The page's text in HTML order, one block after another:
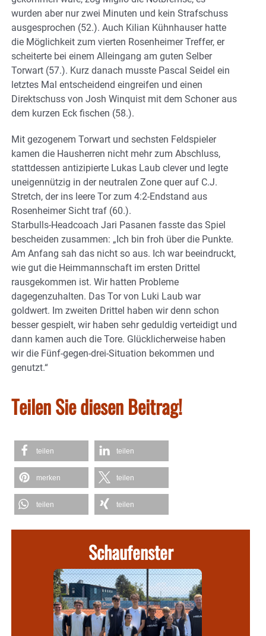
wurden aber nur zwei Minuten und kein Strafschuss
ausgesprochen (52.). Auch Kilian Kühnhauser hatte
die Möglichkeit zum vierten Rosenheimer Treffer, er
scheiterte bei einem Alleingang am guten Selber
Torwart (57.). Kurz danach musste Pascal Seidel ein
letztes Mal entscheidend eingreifen und einen
Direktschuss von Josh Winquist mit dem Schoner aus
dem kurzen Eck fischen (58.).
Mit gezogenem Torwart und sechsten Feldspieler
kamen die Hausherren nicht mehr zum Abschluss,
stattdessen antizipierte Lukas Laub clever und legte
uneigennützig in der neutralen Zone quer auf C.J.
Stretch, der ins leere Tor zum 4:2-Endstand aus
Rosenheimer Sicht traf (60.).
Starbulls-Headcoach Jari Pasanen fasste das Spiel
bescheiden zusammen: „Ich bin froh über die Punkte.
Am Anfang sah das nicht so aus. Ich war beeindruckt,
wie gut die Heimmannschaft im ersten Drittel
rausgekommen ist. Wir hatten Probleme
dagegenzuhalten. Das Tor von Luki Laub war
goldwert. Im zweiten Drittel haben wir denn schon
besser gespielt, wir haben sehr geduldig verteidigt und
dann kamen auch die Tore. Glücklicherweise haben
wir die Fünf-gegen-drei-Situation bekommen und
genutzt.“
Teilen Sie diesen Beitrag!
teilen teilen
merken teilen
teilen teilen
Schaufenster